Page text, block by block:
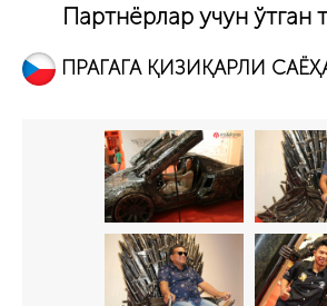
Партнёрлар учун ўтган
ПРАГАГА ҚИЗИҚАРЛИ